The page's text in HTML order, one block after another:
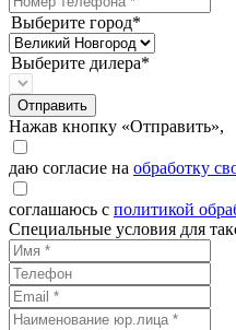
Выберите город*
Выберите дилера*
Отправить
Нажав кнопку «Отправить»,
даю согласие на обработку
соглашаюсь с политикой
Специальные условия для